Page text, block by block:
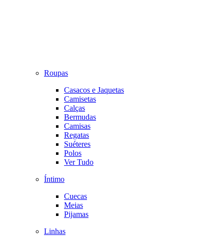
Roupas
Casacos e Jaquetas
Camisetas
Calças
Bermudas
Camisas
Regatas
Suéteres
Polos
Ver Tudo
Íntimo
Cuecas
Meias
Pijamas
Linhas